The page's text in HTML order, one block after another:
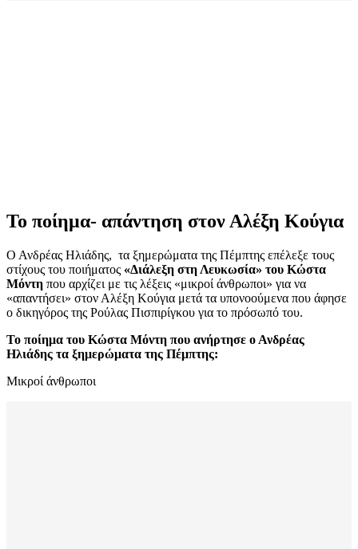
Το ποίημα- απάντηση στον Αλέξη Κούγια
Ο Ανδρέας Ηλιάδης, τα ξημερώματα της Πέμπτης επέλεξε τους
στίχους του ποιήματος «Διάλεξη στη Λευκωσία» του Κώστα
Μόντη που αρχίζει με τις λέξεις «μικροί άνθρωποι» για να
«απαντήσει» στον Αλέξη Κούγια μετά τα υπονοούμενα που άφησε
ο δικηγόρος της Ρούλας Πισπιρίγκου για το πρόσωπό του.
Το ποίημα του Κώστα Μόντη που ανήρτησε ο Ανδρέας
Ηλιάδης τα ξημερώματα της Πέμπτης:
Μικροί άνθρωποι